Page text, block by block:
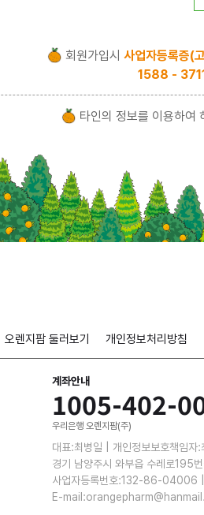
회원가입시 사업자등록증(
1588 -
타인의 정보를 이용하여
오렌지팜 둘러보기 개인정보처리방침
계좌안내
1005-402-
우리은행 오렌지팜(주)
대표:최병일 | 개인정보보호책임자:
경기 남양주시 와부읍 수레로195
사업자등록번호:132-86-04006
E-